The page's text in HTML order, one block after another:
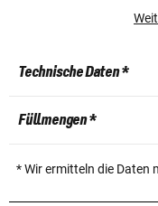
Technische Daten *
Füllmengen *
* Wir ermitteln die Daten